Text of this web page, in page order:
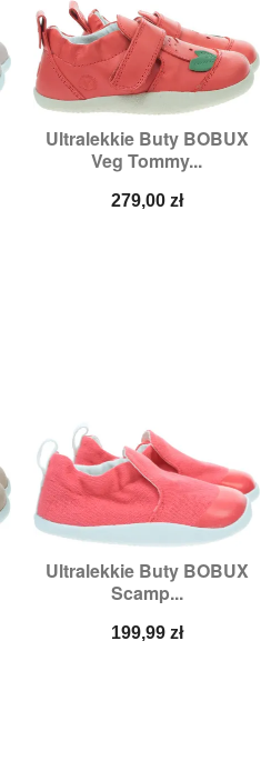
Ultralekkie Buty BOBUX
Veg Tommy...
Cena
279,00 zł
Ultralekkie Buty BOBUX
Scamp...
Cena
199,99 zł